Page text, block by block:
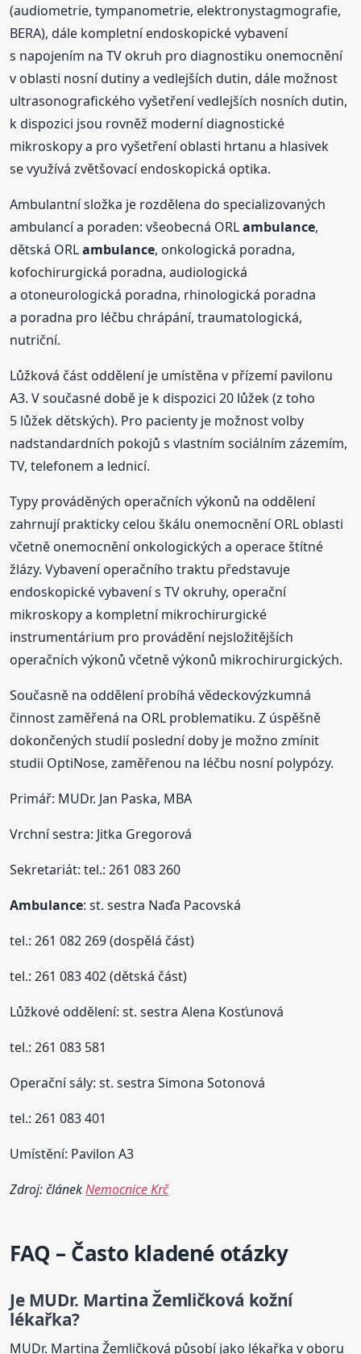
(audiometrie, tympanometrie, elektronystagmografie,
BERA), dále kompletní endoskopické vybavení
s napojením na TV okruh pro diagnostiku onemocnění
v oblasti nosní dutiny a vedlejších dutin, dále možnost
ultrasonografického vyšetření vedlejších nosních dutin,
k dispozici jsou rovněž moderní diagnostické
mikroskopy a pro vyšetření oblasti hrtanu a hlasivek
se využívá zvětšovací endoskopická optika.
Ambulantní složka je rozdělena do specializovaných
ambulancí a poraden: všeobecná ORLambulance,
dětská ORLambulance, onkologická poradna,
kofochirurgická poradna, audiologická
a otoneurologická poradna, rhinologická poradna
a poradna pro léčbu chrápání, traumatologická,
nutriční.
Lůžková část oddělení je umístěna v přízemí pavilonu
A3. V současné době je k dispozici 20 lůžek (z toho
5 lůžek dětských). Pro pacienty je možnost volby
nadstandardních pokojů s vlastním sociálním zázemím,
TV, telefonem a lednicí.
Typy prováděných operačních výkonů na oddělení
zahrnují prakticky celou škálu onemocnění ORL oblasti
včetně onemocnění onkologických a operace štítné
žlázy. Vybavení operačního traktu představuje
endoskopické vybavení s TV okruhy, operační
mikroskopy a kompletní mikrochirurgické
instrumentárium pro provádění nejsložitějších
operačních výkonů včetně výkonů mikrochirurgických.
Současně na oddělení probíhá vědeckovýzkumná
činnost zaměřená na ORL problematiku. Z úspěšně
dokončených studií poslední doby je možno zmínit
studii OptiNose, zaměřenou na léčbu nosní polypózy.
Primář: MUDr. Jan Paska, MBA
Vrchní sestra: Jitka Gregorová
Sekretariát: tel.: 261 083 260
Ambulance: st. sestra Naďa Pacovská
tel.: 261 082 269 (dospělá část)
tel.: 261 083 402 (dětská část)
Lůžkové oddělení: st. sestra Alena Kosťunová
tel.: 261 083 581
Operační sály: st. sestra Simona Sotonová
tel.: 261 083 401
Umístění: Pavilon A3
Zdroj: článekNemocnice Krč
FAQ – Často kladené otázky
Je MUDr. Martina Žemličková kožní
lékařka?
MUDr. Martina Žemličková působí jako lékařka v oboru